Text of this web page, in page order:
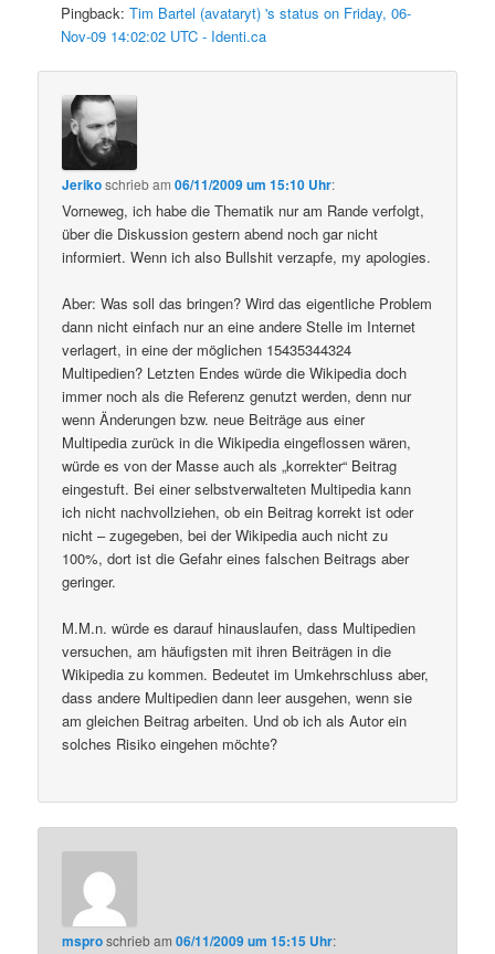
Pingback:Tim Bartel (avataryt) 's status on Friday, 06-
Nov-09 14:02:02 UTC - Identi.ca
Jerikoschriebam06/11/2009 um 15:10 Uhr:
Vorneweg, ich habe die Thematik nur am Rande verfolgt,
über die Diskussion gestern abend noch gar nicht
informiert. Wenn ich also Bullshit verzapfe, my apologies.
Aber: Was soll das bringen? Wird das eigentliche Problem
dann nicht einfach nur an eine andere Stelle im Internet
verlagert, in eine der möglichen 15435344324
Multipedien? Letzten Endes würde die Wikipedia doch
immer noch als die Referenz genutzt werden, denn nur
wenn Änderungen bzw. neue Beiträge aus einer
Multipedia zurück in die Wikipedia eingeflossen wären,
würde es von der Masse auch als „korrekter“ Beitrag
eingestuft. Bei einer selbstverwalteten Multipedia kann
ich nicht nachvollziehen, ob ein Beitrag korrekt ist oder
nicht – zugegeben, bei der Wikipedia auch nicht zu
100%, dort ist die Gefahr eines falschen Beitrags aber
geringer.
M.M.n. würde es darauf hinauslaufen, dass Multipedien
versuchen, am häufigsten mit ihren Beiträgen in die
Wikipedia zu kommen. Bedeutet im Umkehrschluss aber,
dass andere Multipedien dann leer ausgehen, wenn sie
am gleichen Beitrag arbeiten. Und ob ich als Autor ein
solches Risiko eingehen möchte?
msproschriebam06/11/2009 um 15:15 Uhr: